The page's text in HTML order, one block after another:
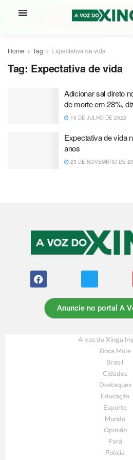
Home Tag Expectativa de vida
Tag: Expectativa de vida
Adicionar sal direto
de morte em 28%,
18 DE JULHO DE 2022
Expectativa de vida
anos
25 DE NOVEMBRO DE
Anuncie no portal A
A voz do Xingu
Boca Mole
Brasil
Cidades
Destaques
Educação
Esporte
Mundo
Opinião
Pará
Polícia